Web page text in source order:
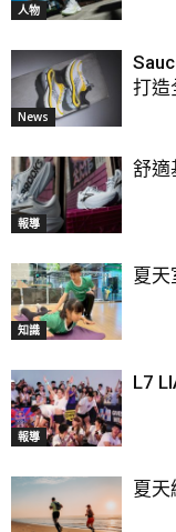
人物
News
打造
報導
舒適
知識
夏天
報導
L7
夏天